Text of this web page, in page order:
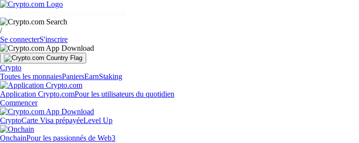
/
Se connecterS'inscrire
Crypto
Toutes les monnaiesPaniersEarnStaking
Application Crypto.comPour les utilisateurs du quotidien
Commencer
CryptoCarte Visa prépayéeLevel Up
OnchainPour les passionnés de Web3